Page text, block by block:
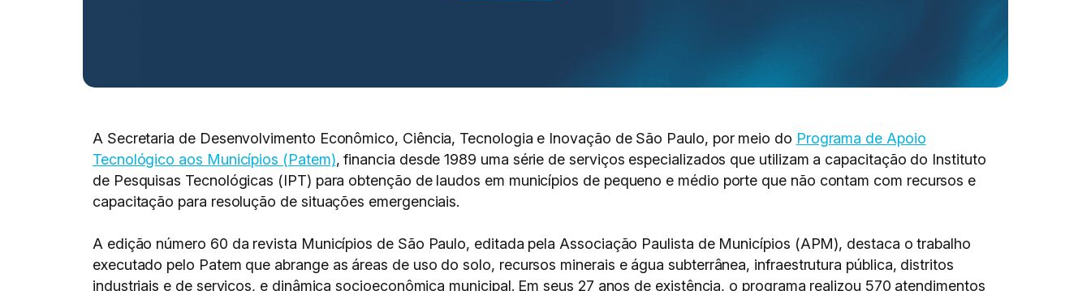
A Secretaria de Desenvolvimento Econômico, Ciência, Tecnologia e Inovação de São Paulo, por meio do Programa de Apoio
Tecnológico aos Municípios (Patem), financia desde 1989 uma série de serviços especializados que utilizam a capacitação do Instituto
de Pesquisas Tecnológicas (IPT) para obtenção de laudos em municípios de pequeno e médio porte que não contam com recursos e
capacitação para resolução de situações emergenciais.
A edição número 60 da revista Municípios de São Paulo, editada pela Associação Paulista de Municípios (APM), destaca o trabalho
executado pelo Patem que abrange as áreas de uso do solo, recursos minerais e água subterrânea, infraestrutura pública, distritos
industriais e de serviços, e dinâmica socioeconômica municipal. Em seus 27 anos de existência, o programa realizou 570 atendimentos